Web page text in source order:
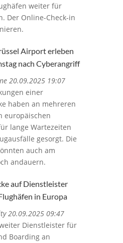
weiter für
Der Online-Check-in
Airport erleben
nach Cyberangriff
20.09.2025 19:07
einer
haben an mehreren
europäischen
lange Wartezeiten
gesorgt. Die
auch am
andauern.
auf Dienstleister
in Europa
20.09.2025 09:47
Dienstleister für
Boarding an